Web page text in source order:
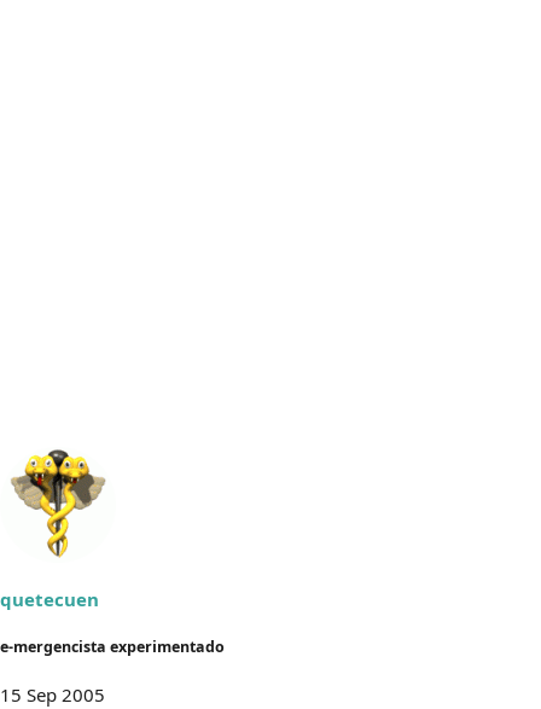
quetecuen
e-mergencista experimentado
15 Sep 2005